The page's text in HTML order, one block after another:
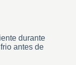
durante
antes de